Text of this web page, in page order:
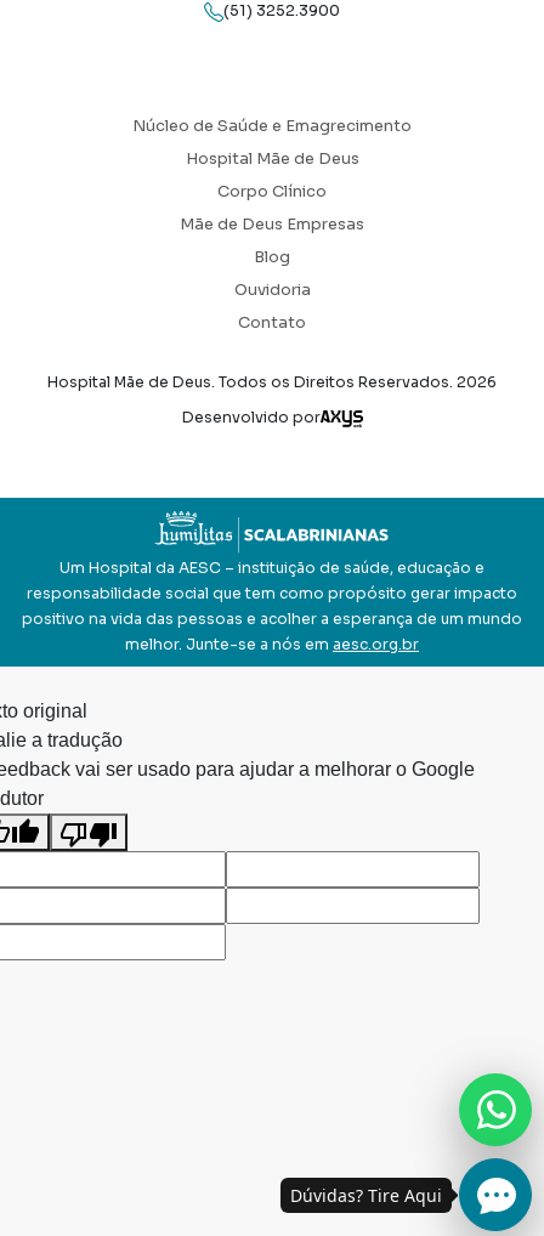
(51) 3252.3900
Núcleo de Saúde e Emagrecimento
Hospital Mãe de Deus
Corpo Clínico
Mãe de Deus Empresas
Blog
Ouvidoria
Contato
Hospital Mãe de Deus. Todos os Direitos Reservados. 2026
Desenvolvido por
Axysweb
Um Hospital da AESC – instituição de saúde, educação e
responsabilidade social que tem como propósito gerar impacto
positivo na vida das pessoas e acolher a esperança de um mundo
melhor. Junte-se a nós em aesc.org.br
Dúvidas? Tire Aqui
original
a tradução
vai ser usado para ajudar a melhorar o Google